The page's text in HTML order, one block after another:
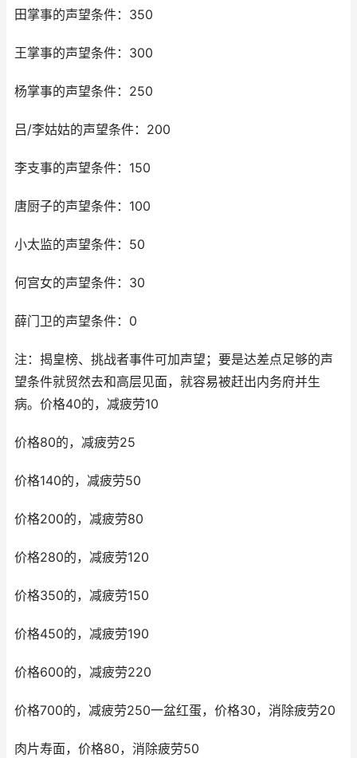
田掌事的声望条件：350
王掌事的声望条件：300
杨掌事的声望条件：250
吕/李姑姑的声望条件：200
李支事的声望条件：150
唐厨子的声望条件：100
小太监的声望条件：50
何宫女的声望条件：30
薛门卫的声望条件：0
注：揭皇榜、挑战者事件可加声望；要是达差点足够的声
望条件就贸然去和高层见面，就容易被赶出内务府并生
病。价格40的，减疲劳10
价格80的，减疲劳25
价格140的，减疲劳50
价格200的，减疲劳80
价格280的，减疲劳120
价格350的，减疲劳150
价格450的，减疲劳190
价格600的，减疲劳220
价格700的，减疲劳250一盆红蛋，价格30，消除疲劳20
肉片寿面，价格80，消除疲劳50